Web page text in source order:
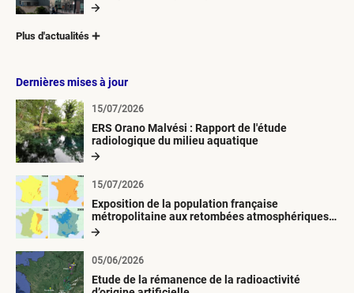
Plus d'actualités
Dernières mises à jour
ERS Orano Malvési : Rapport de l'étude
radiologique du milieu aquatique
15/07/2026
Exposition de la population française
métropolitaine aux retombées atmosphériques
radioactives depuis 1945
15/07/2026
Etude de la rémanence de la radioactivité
05/06/2026